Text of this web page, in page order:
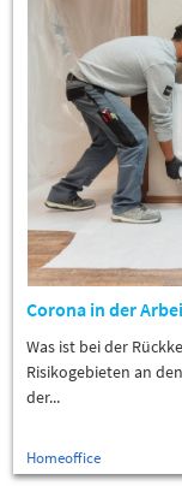
Corona in der
Was ist bei der
Risikogebieten an
der...
Homeoffice